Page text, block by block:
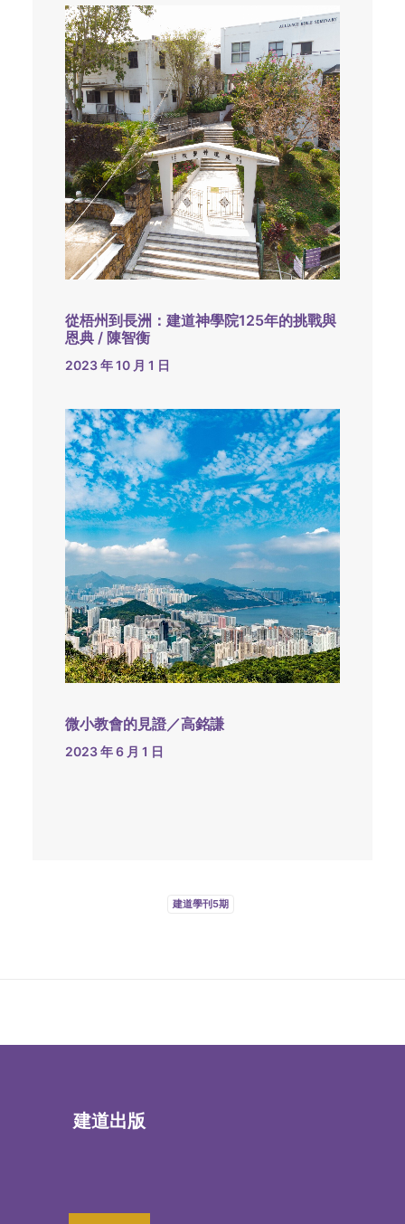
從梧州到長洲：建道神學院125年的挑戰與
恩典 / 陳智衡
2023 年 10 月 1 日
微小教會的見證／高銘謙
2023 年 6 月 1 日
建道學刊5期
建道出版